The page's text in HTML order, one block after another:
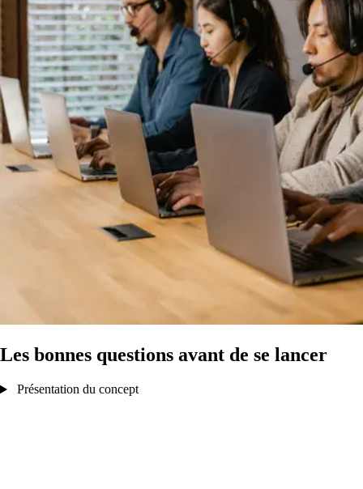
Les bonnes questions avant de se lancer
Présentation du concept